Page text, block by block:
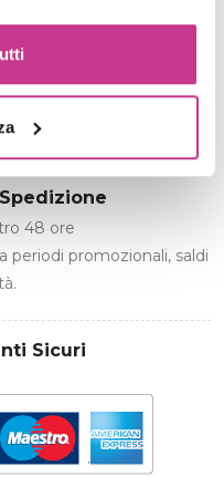
superiori a 39€
48 ore
periodi promozionali, saldi
Sicuri